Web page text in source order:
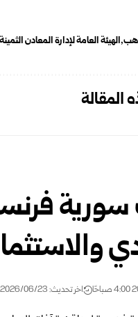
الهيئة العامة لإدارة المعادن
المقالة
اخر تحديث: 2026/06/23 12:00 صباحًا